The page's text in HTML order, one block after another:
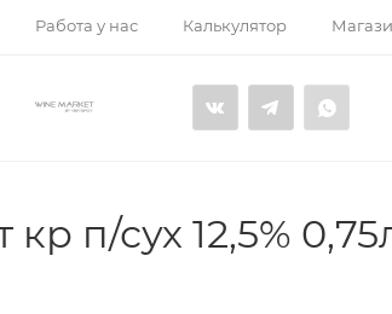
Работа у нас Калькулятор
п/сух 12,5%